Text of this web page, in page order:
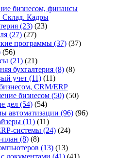
бизнесом, финансы
Склад. Кадры
(23) (23)
(27) (27)
программы (37) (37)
(56)
(21) (21)
бухгалтерия (8) (8)
учет (11) (11)
CRM/ERP
бизнесом (50) (50)
дел (54) (54)
автоматизации (96) (96)
(11) (11)
системы (24) (24)
план (8) (8)
(13) (13)